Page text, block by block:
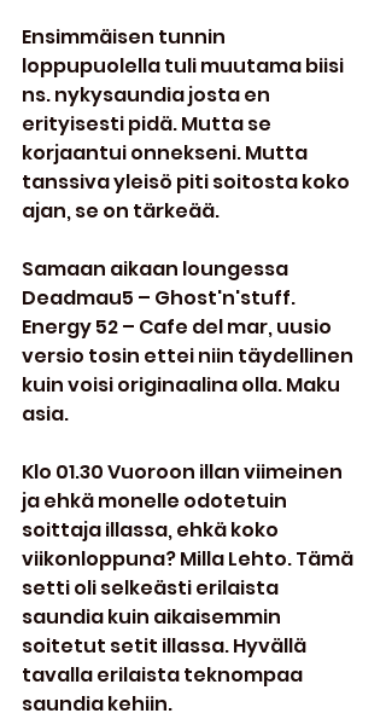
Ensimmäisen tunnin
loppupuolella tuli muutama biisi
ns. nykysaundia josta en
erityisesti pidä. Mutta se
korjaantui onnekseni. Mutta
tanssiva yleisö piti soitosta koko
ajan, se on tärkeää.
Samaan aikaan loungessa
Deadmau5 – Ghost'n'stuff.
Energy 52 – Cafe del mar, uusio
versio tosin ettei niin täydellinen
kuin voisi originaalina olla. Maku
asia.
Klo 01.30 Vuoroon illan viimeinen
ja ehkä monelle odotetuin
soittaja illassa, ehkä koko
viikonloppuna? Milla Lehto. Tämä
setti oli selkeästi erilaista
saundia kuin aikaisemmin
soitetut setit illassa. Hyvällä
tavalla erilaista teknompaa
saundia kehiin.